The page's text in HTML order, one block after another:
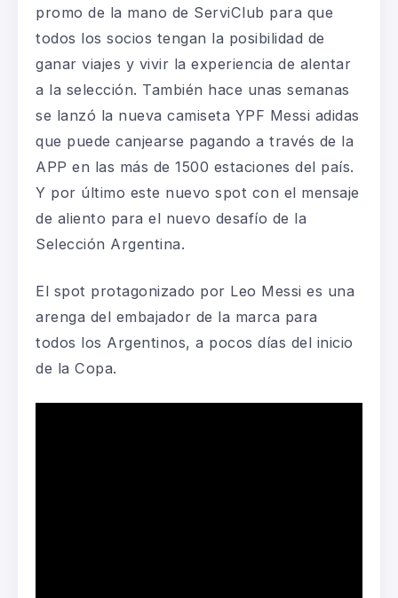
promo de la mano de ServiClub para que
todos los socios tengan la posibilidad de
ganar viajes y vivir la experiencia de alentar
a la selección. También hace unas semanas
se lanzó la nueva camiseta YPF Messi adidas
que puede canjearse pagando a través de la
APP en las más de 1500 estaciones del país.
Y por último este nuevo spot con el mensaje
de aliento para el nuevo desafío de la
Selección Argentina.
El spot protagonizado por Leo Messi es una
arenga del embajador de la marca para
todos los Argentinos, a pocos días del inicio
de la Copa.